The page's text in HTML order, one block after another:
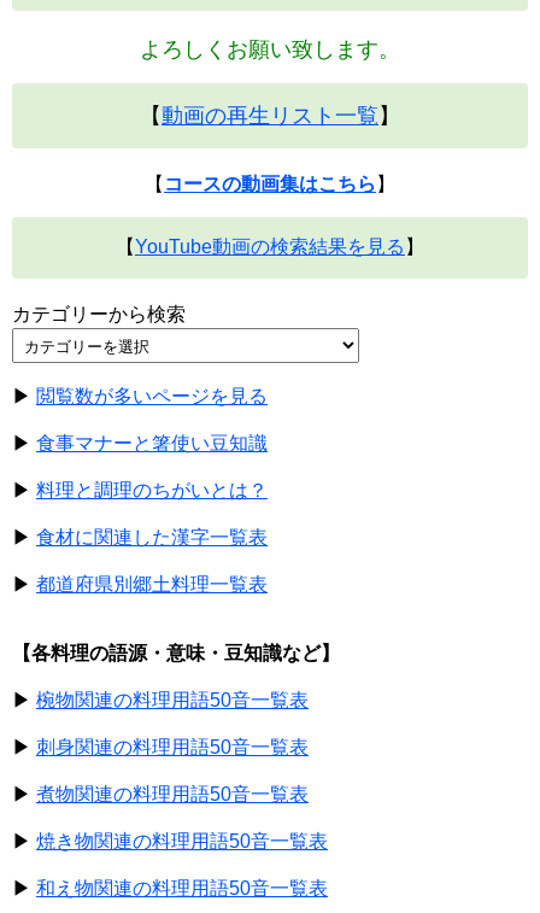
よろしくお願い致します。
【動画の再生リスト一覧 】
【 コースの動画集はこちら 】
【YouTube動画の検索結果を見る 】
カテゴリーから検索
▶ 閲覧数が多いページを見る
▶ 食事マナーと箸使い豆知識
▶ 料理と調理のちがいとは？
▶ 食材に関連した漢字一覧表
▶ 都道府県別郷土料理一覧表
【各料理の語源・意味・豆知識など】
▶ 椀物関連の料理用語50音一覧表
▶ 刺身関連の料理用語50音一覧表
▶ 煮物関連の料理用語50音一覧表
▶ 焼き物関連の料理用語50音一覧表
▶ 和え物関連の料理用語50音一覧表